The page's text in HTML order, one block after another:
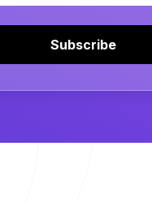
Subscribe